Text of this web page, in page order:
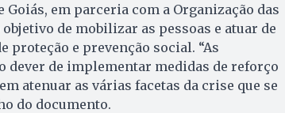
em parceria com a Organização das
de mobilizar as pessoas e atuar de
proteção e prevenção social. “As
dever de implementar medidas de reforço
atenuar as várias facetas da crise que se
do documento.